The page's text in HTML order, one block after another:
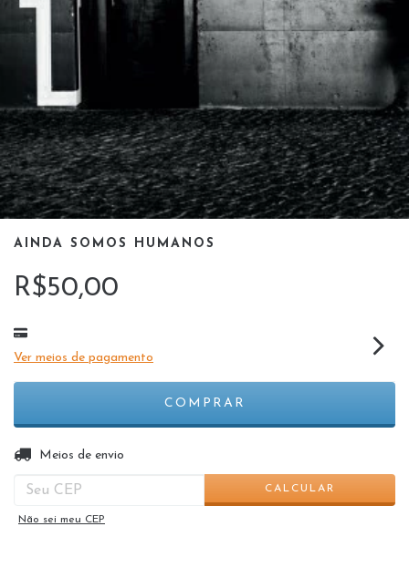
AINDA SOMOS HUMANOS
R$50,00
Ver meios de pagamento
Entregas para o CEP:
Meios de envio
CALCULAR
Não sei meu CEP